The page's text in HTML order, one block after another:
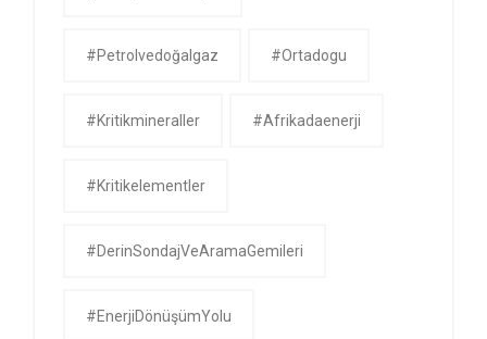
#petrolvedoğalgaz #ortadogu
#kritikmineraller #afrikadaenerji
#kritikelementler
#DerinSondajVeAramaGemileri
#EnerjiDönüşümYolu